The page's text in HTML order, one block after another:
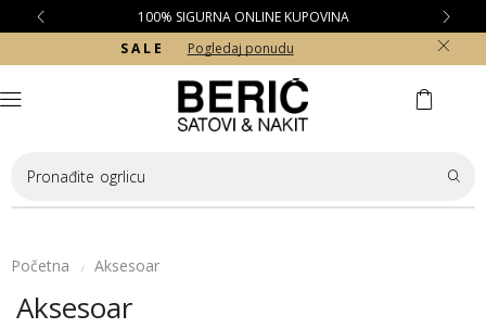
100% SIGURNA ONLINE KUPOVINA
S A L E
Pogledaj ponudu
Pronađite ogrlicu
Početna / Aksesoar
Aksesoar